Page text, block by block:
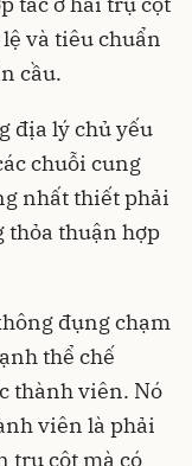
và tiêu chuẩn
cầu.
địa lý chủ yếu
chuỗi cung
nhất thiết phải
thỏa thuận hợp
đụng chạm
thể chế
thành viên. Nó
viên là phải
trụ cột mà có